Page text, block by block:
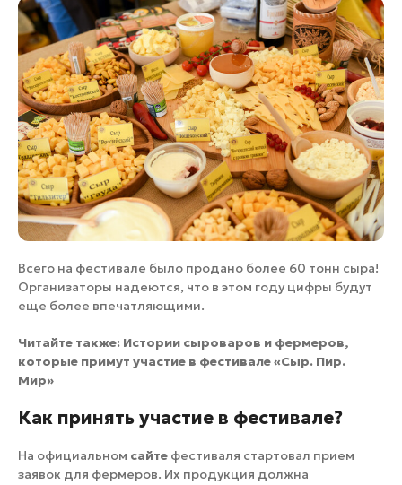
Всего на фестивале было продано более 60 тонн сыра!
Организаторы надеются, что в этом году цифры будут
еще более впечатляющими.
Читайте также: Истории сыроваров и фермеров,
которые примут участие в фестивале «Сыр. Пир.
Мир»
Как принять участие в фестивале?
На официальном сайте фестиваля стартовал прием
заявок для фермеров. Их продукция должна